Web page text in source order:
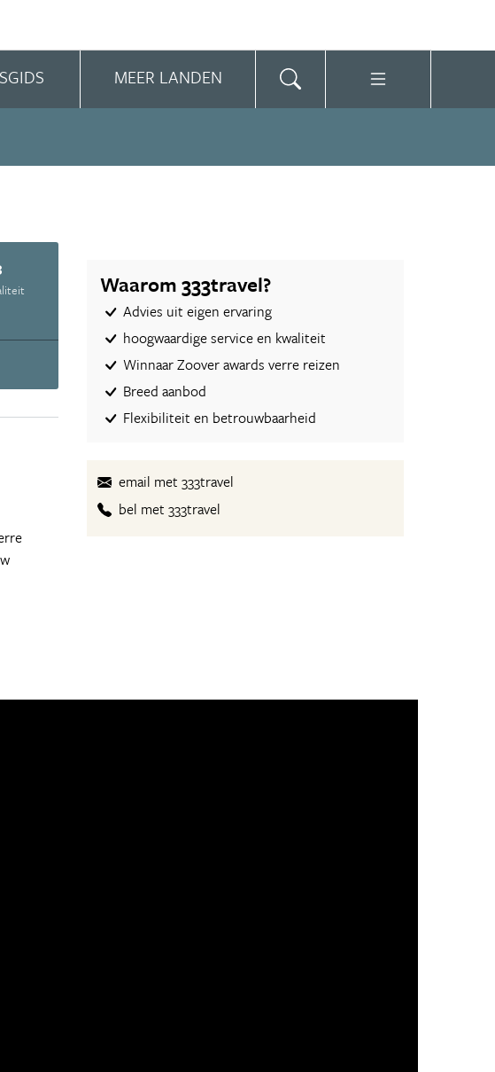
MEER LANDEN
Waarom 333travel?
Advies uit eigen ervaring
hoogwaardige service en kwaliteit
Winnaar Zoover awards verre reizen
Breed aanbod
Flexibiliteit en betrouwbaarheid
email met 333travel
bel met 333travel